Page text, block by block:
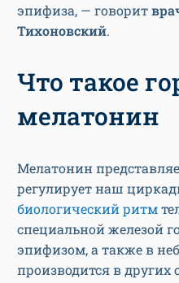
эпифиза, — говорит
Тихоновский.
Что такое
мелатонин
Мелатонин
регулирует наш
биологический ритм
специальной железой
эпифизом, а также в
производится в